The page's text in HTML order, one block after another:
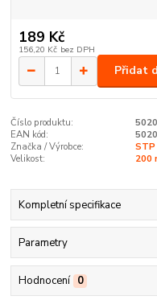
189 Kč
156,20 Kč bez DPH
Přidat
Číslo produktu:
EAN kód:
Značka / Výrobce:
STP
Velikost:
200
Kompletní specifikace
Parametry
Hodnocení 0